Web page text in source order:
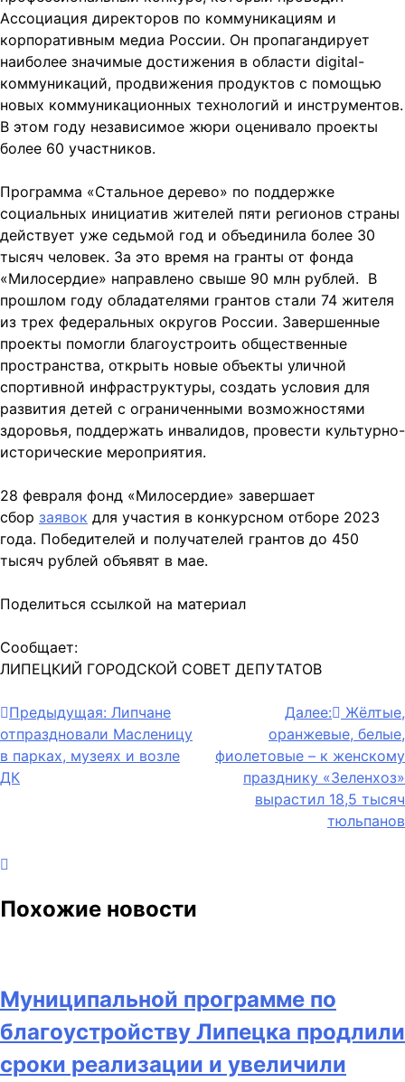
Ассоциация директоров по коммуникациям и
корпоративным медиа России. Он пропагандирует
наиболее значимые достижения в области digital-
коммуникаций, продвижения продуктов с помощью
новых коммуникационных технологий и инструментов.
В этом году независимое жюри оценивало проекты
более 60 участников.
Программа «Стальное дерево» по поддержке
социальных инициатив жителей пяти регионов страны
действует уже седьмой год и объединила более 30
тысяч человек. За это время на гранты от фонда
«Милосердие» направлено свыше 90 млн рублей. В
прошлом году обладателями грантов стали 74 жителя
из трех федеральных округов России. Завершенные
проекты помогли благоустроить общественные
пространства, открыть новые объекты уличной
спортивной инфраструктуры, создать условия для
развития детей с ограниченными возможностями
здоровья, поддержать инвалидов, провести культурно-
исторические мероприятия.
28 февраля фонд «Милосердие» завершает
сбор заявок для участия в конкурсном отборе 2023
года. Победителей и получателей грантов до 450
тысяч рублей объявят в мае.
Поделиться ссылкой на материал
Сообщает:
ЛИПЕЦКИЙ ГОРОДСКОЙ СОВЕТ ДЕПУТАТОВ
Навигация
по
записям
Предыдущая: Липчане
отпраздновали Масленицу
в парках, музеях и возле
ДК
Далее:
Жёлтые,
оранжевые, белые,
фиолетовые – к женскому
празднику «Зеленхоз»
вырастил 18,5 тысяч
тюльпанов
Похожие новости
Муниципальной программе по
благоустройству Липецка продлили
сроки реализации и увеличили